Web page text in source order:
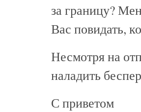
за границу?
Вас повидать,
Несмотря на
наладить
С приветом